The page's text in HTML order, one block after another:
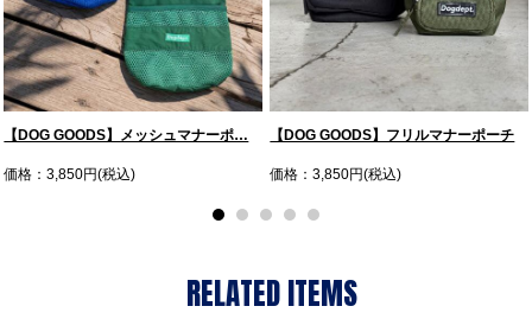
【DOG GOODS】メッシュマナーポ…
価格：3,850円(税込)
【DOG GOODS】フリルマナーポーチ
価格：3,850円(税込)